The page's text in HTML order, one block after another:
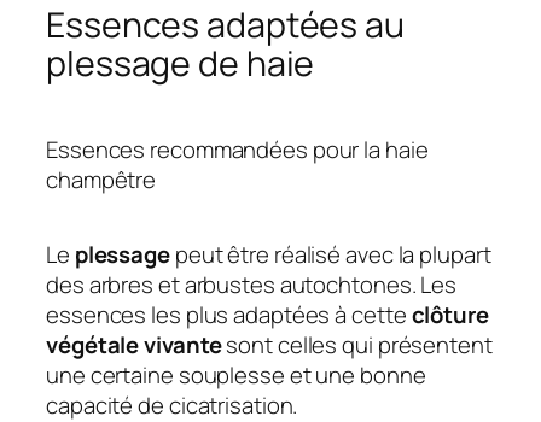
Essences adaptées au
plessage de haie
Essences recommandées pour la haie
champêtre
Le plessagepeut être réalisé avec la plupart
des arbres et arbustes autochtones. Les
essences les plus adaptées à cetteclôture
végétale vivantesont celles qui présentent
une certaine souplesse et une bonne
capacité de cicatrisation.